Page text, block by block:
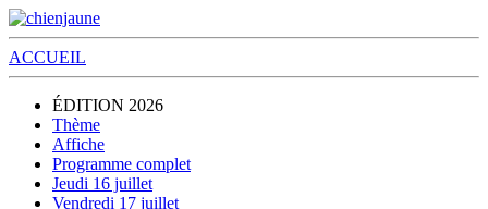
ACCUEIL
ÉDITION 2026
Thème
Affiche
Programme complet
Jeudi 16 juillet
Vendredi 17 juillet